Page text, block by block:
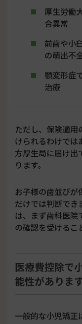
厚生労働
合異常
前歯や小
の萌出不
顎変形症
治療
ただし、保険適用
けられるわけでは
方厚生局に届け出
ります。
お子様の歯並びが
だけでは判断でき
は、まず歯科医院
の確認を受けるこ
医療費控除で
能性がありま
一般的な小児矯正